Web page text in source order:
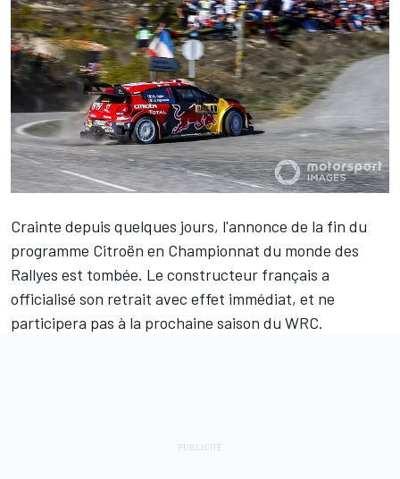
Crainte depuis quelques jours, l'annonce de la fin du
programme Citroën en Championnat du monde des
Rallyes est tombée. Le constructeur français a
officialisé son retrait avec effet immédiat, et ne
participera pas à la prochaine saison du WRC.